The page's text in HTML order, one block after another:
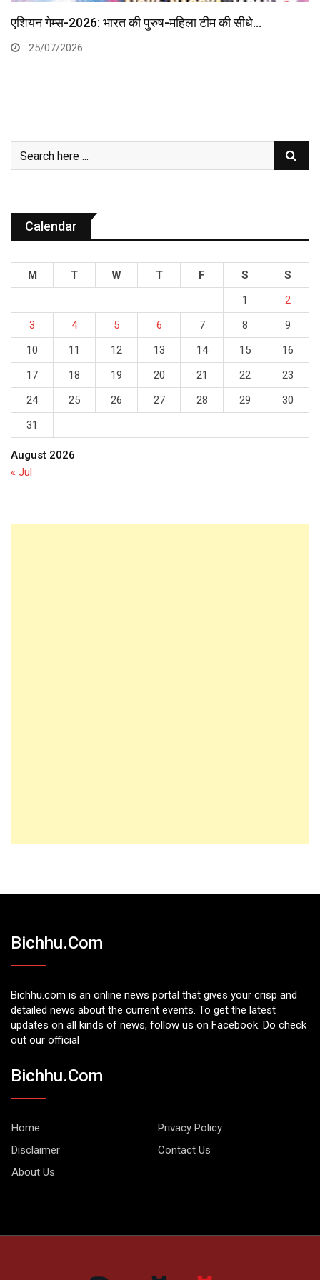
एशियन गेम्स-2026: भारत की पुरुष-महिला टीम की सीधे…
25/07/2026
Calendar
August 2026
M T W T F S
S
1
2
3
4 5 6 7 8
9
10
11 12 13 14 15
16
17
18 19 20 21 22
23
24
25 26 27 28 29
30
31
« Jul
Bichhu.com
Bichhu.com is an online news portal that gives your crisp and
detailed news about the current events. To get the latest
updates on all kinds of news, follow us on Facebook. Do check
out our official
Bichhu.com
Home
Privacy Policy
Disclaimer
Contact Us
About Us